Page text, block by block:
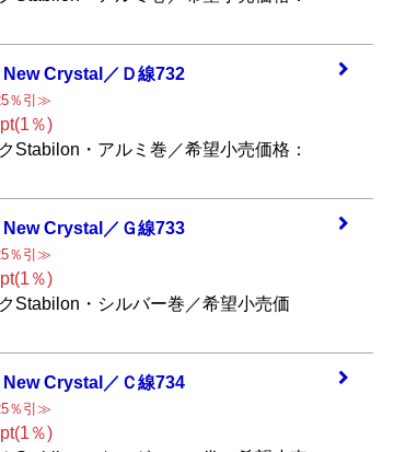
New Crystal／Ｄ線732
引≫
％)
Stabilon・アルミ巻／希望小売価格：
New Crystal／Ｇ線733
引≫
％)
Stabilon・シルバー巻／希望小売価
New Crystal／Ｃ線734
引≫
％)